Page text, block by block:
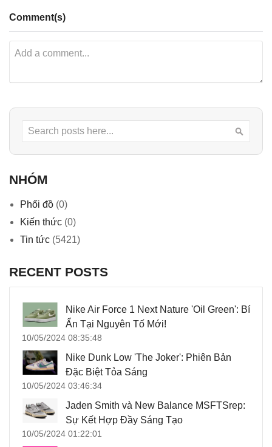
Comment(s)
Search
NHÓM
Phối đồ (0)
Kiến thức (0)
Tin tức (5421)
RECENT POSTS
Nike Air Force 1 Next Nature 'Oil Green': Bí
Ẩn Tại Nguyên Tố Mới!
10/05/2024 08:35:48
Nike Dunk Low 'The Joker': Phiên Bản
Đặc Biệt Tỏa Sáng
10/05/2024 03:46:34
Jaden Smith và New Balance MSFTSrep:
Sự Kết Hợp Đầy Sáng Tạo
10/05/2024 01:22:01